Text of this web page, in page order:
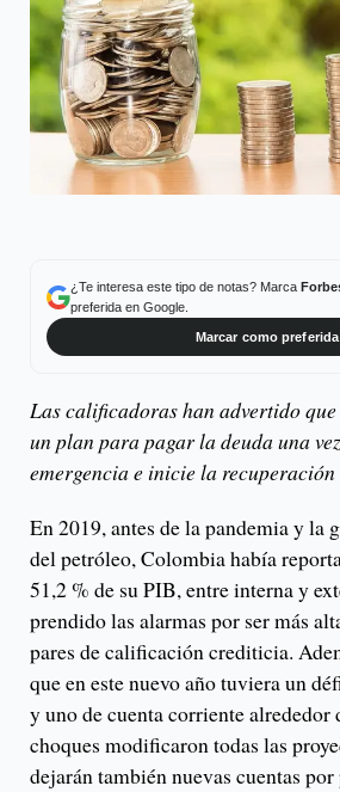
¿Te interesa este tipo de notas? Marca
preferida en Google.
Marcar como preferida
Las calificadoras han advertido
un plan para pagar la deuda una
emergencia e inicie la recuperación
En 2019, antes de la pandemia y la
del petróleo, Colombia había
51,2 % de su PIB, entre interna y
prendido las alarmas por ser más
pares de calificación crediticia.
que en este nuevo año tuviera un
y uno de cuenta corriente alrededor
choques modificaron todas las
dejarán también nuevas cuentas por